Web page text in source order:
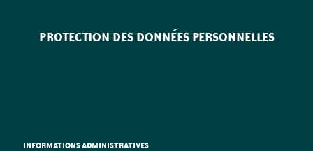
PROTECTION DES DONNÉES PERSONNELLES
INFORMATIONS ADMINISTRATIVES